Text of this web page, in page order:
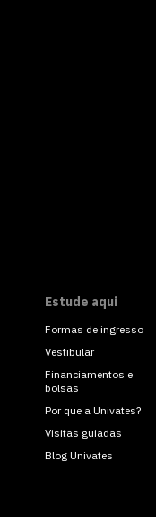
Estude aqui
Formas de ingresso
Vestibular
Financiamentos e
bolsas
Por que a Univates?
Visitas guiadas
Blog Univates